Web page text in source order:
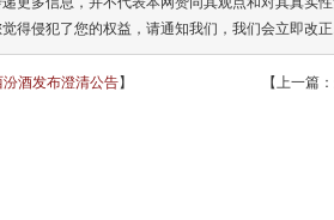
得侵犯了您的权益，请通知我们，我们会立即改正
汾酒发布澄清公告】 【上一篇：